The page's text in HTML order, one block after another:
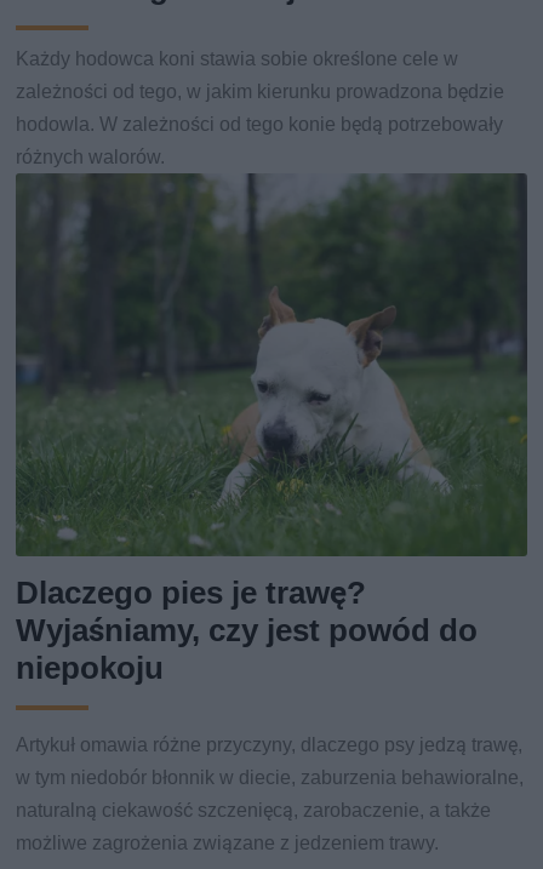
Każdy hodowca koni stawia sobie określone cele w
zależności od tego, w jakim kierunku prowadzona będzie
hodowla. W zależności od tego konie będą potrzebowały
różnych walorów.
Dlaczego pies je trawę?
Wyjaśniamy, czy jest powód do
niepokoju
Artykuł omawia różne przyczyny, dlaczego psy jedzą trawę,
w tym niedobór błonnik w diecie, zaburzenia behawioralne,
naturalną ciekawość szczenięcą, zarobaczenie, a także
możliwe zagrożenia związane z jedzeniem trawy.